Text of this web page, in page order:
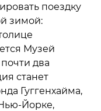
поездку
зимой:
Музей
два
станет
Гуггенхайма,
Йорке,